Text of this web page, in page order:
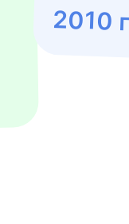
2010